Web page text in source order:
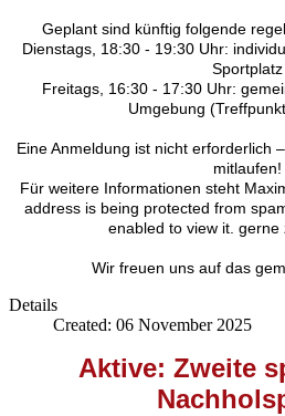
Geplant sind künftig folgende
Dienstags, 18:30 - 19:30 Uhr:
Sportplatz
Freitags, 16:30 - 17:30 Uhr:
Umgebung
Eine Anmeldung ist nicht erforderlich
mitlaufen!
Für weitere Informationen steht
address is being protected from
enabled to view it. gerne
Wir freuen uns auf das
Details
Created: 06 November 2025
Aktive: Zweite